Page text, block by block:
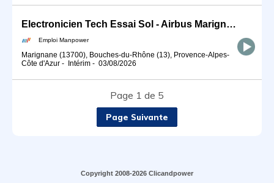
Electronicien Tech Essai Sol - Airbus Marignane (H/F)
Emploi Manpower
Marignane (13700), Bouches-du-Rhône (13), Provence-Alpes-
Côte d'Azur - Intérim - 03/08/2026
Page 1 de 5
Page Suivante
Copyright 2008-2026 Clicandpower